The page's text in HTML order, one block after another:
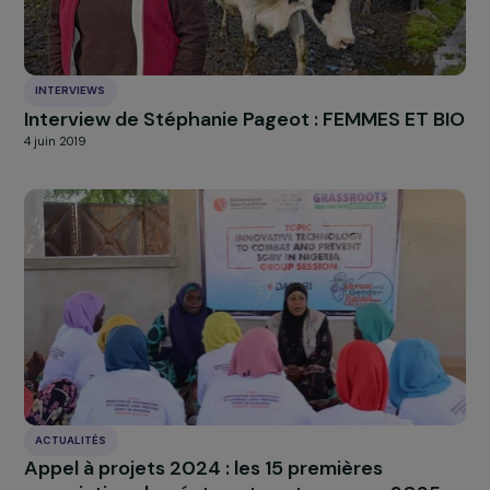
RAJAPEOPLE
L’association Rêv’elles lauréates du Prix
4 juillet 2016